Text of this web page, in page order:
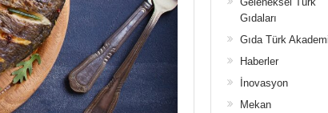
Gıdaları
Gıda Türk Akademi
Haberler
İnovasyon
Mekan